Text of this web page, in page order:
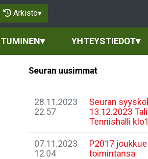
Arkisto▾
▾ YHTEYSTIEDOT▾
Seuran uusimmat
28.11.2023
22.57
Seuran
13.12.2023
Tennishalli
07.11.2023
12.04
P2017
toimintansa